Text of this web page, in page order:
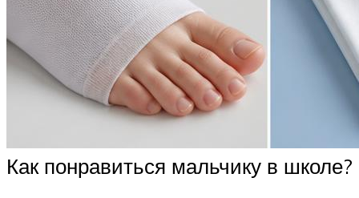
Как понравиться мальчику в школе?